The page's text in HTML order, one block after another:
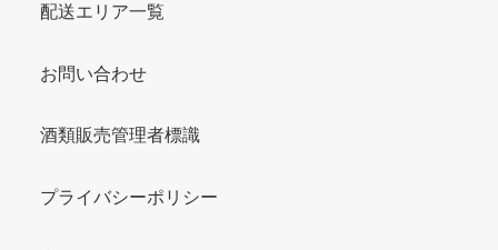
配送エリア一覧
お問い合わせ
酒類販売管理者標識
プライバシーポリシー